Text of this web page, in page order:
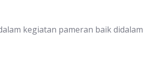
kegiatan pameran baik didalam